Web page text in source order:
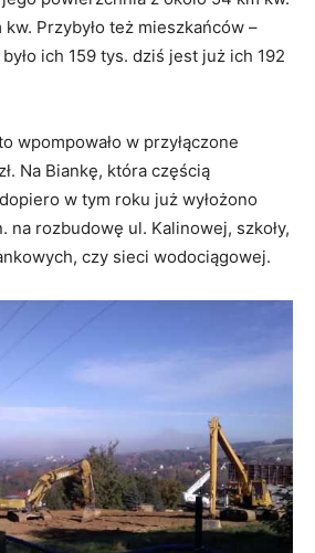
kw. Przybyło też mieszkańców –
ich 159 tys. dziś jest już ich 192
wpompowało w przyłączone
Na Biankę, która częścią
w tym roku już wyłożono
na rozbudowę ul. Kalinowej, szkoły,
czy sieci wodociągowej.